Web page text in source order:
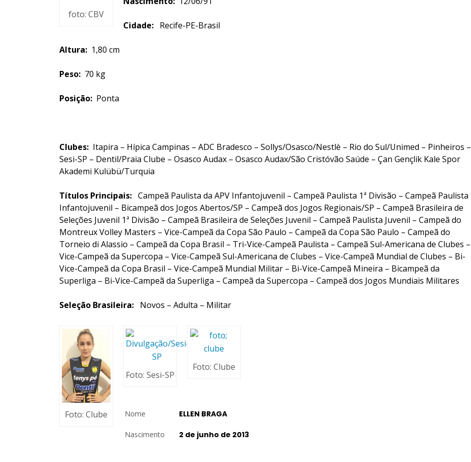
foto: CBV
Cidade: Recife-PE-Brasil
Altura: 1,80 cm
Peso: 70 kg
Posição: Ponta
Clubes: Itapira – Hípica Campinas – ADC Bradesco – Sollys/Osasco/Nestlè – Rio do Sul/Unimed – Pinheiros –
Sesi-SP – Dentil/Praia Clube – Osasco Audax – Osasco Audax/São Cristóvão Saúde – Çan Gençlik Kale Spor
Akademi Kulübü/Turquia
Títulos Principais: Campeã Paulista da APV Infantojuvenil – Campeã Paulista 1ª Divisão – Campeã Paulista
Infantojuvenil – Bicampeã dos Jogos Abertos/SP – Campeã dos Jogos Regionais/SP – Campeã Brasileira de
Seleções Juvenil 1ª Divisão – Campeã Brasileira de Seleções Juvenil – Campeã Paulista Juvenil – Campeã do
Montreux Volley Masters – Vice-Campeã da Copa São Paulo – Campeã da Copa São Paulo – Campeã do
Torneio di Alassio – Campeã da Copa Brasil – Tri-Vice-Campeã Paulista – Campeã Sul-Americana de Clubes –
Vice-Campeã da Supercopa – Vice-Campeã Sul-Americana de Clubes – Vice-Campeã Mundial de Clubes – Bi-
Vice-Campeã da Copa Brasil – Vice-Campeã Mundial Militar – Bi-Vice-Campeã Mineira – Bicampeã da
Superliga – Bi-Vice-Campeã da Superliga – Campeã da Supercopa – Campeã dos Jogos Mundiais Militares
Seleção Brasileira: Novos – Adulta – Militar
Foto: Clube
Foto: Sesi-SP
Foto: Clube
Nome ELLEN BRAGA
Nascimento 2 de junho de 2013